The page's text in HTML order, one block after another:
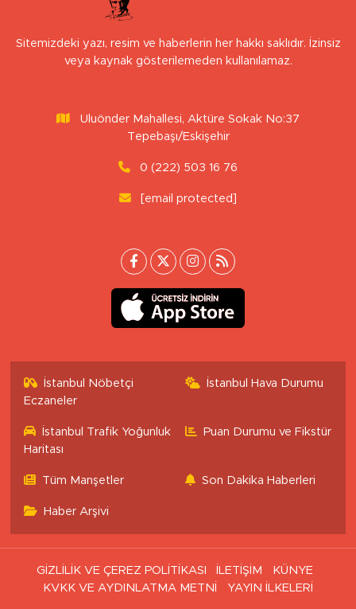
Sitemizdeki yazı, resim ve haberlerin her hakkı saklıdır. İzinsiz
veya kaynak gösterilemeden kullanılamaz.
Uluönder Mahallesi, Aktüre Sokak No:37
Tepebaşı/Eskişehir
0 (222) 503 16 76
[email protected]
İstanbul Nöbetçi
Eczaneler
İstanbul Hava Durumu
İstanbul Trafik Yoğunluk
Haritası
Puan Durumu ve Fikstür
Tüm Manşetler Son Dakika Haberleri
Haber Arşivi
GİZLİLİK VE ÇEREZ POLİTİKASI İLETİŞİM
KÜNYE
KVKK VE AYDINLATMA METNİ
YAYIN İLKELERİ